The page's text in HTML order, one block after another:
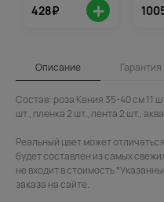
428₽ +
Описание Гарантия
Состав: роза Кения 35-40 см 11
шт., пленка 2 шт., лента 2 шт.,
Реальный цвет может
будет составлен из самых
не входит в стоимость
заказа на сайте.